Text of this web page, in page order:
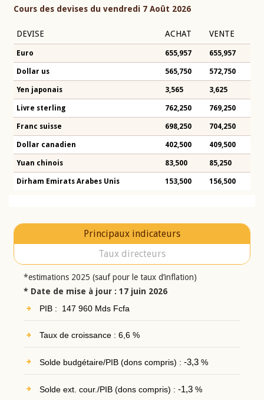
Cours des devises du vendredi 7 Août 2026
DEVISE ACHAT VENTE
Euro 655,957 655,957
Dollar us 565,750 572,750
Yen japonais 3,565 3,625
Livre sterling 762,250 769,250
Franc suisse 698,250 704,250
Dollar canadien 402,500 409,500
Yuan chinois 83,500 85,250
Dirham Emirats Arabes Unis 153,500 156,500
Principaux indicateurs
Taux directeurs
*estimations 2025 (sauf pour le taux d’inflation)
* Date de mise à jour : 17 juin 2026
PIB : 147 960 Mds Fcfa
Taux de croissance : 6,6 %
Solde budgétaire/PIB (dons compris) : -3,3%
Solde ext. cour./PIB (dons compris) : -1,3%